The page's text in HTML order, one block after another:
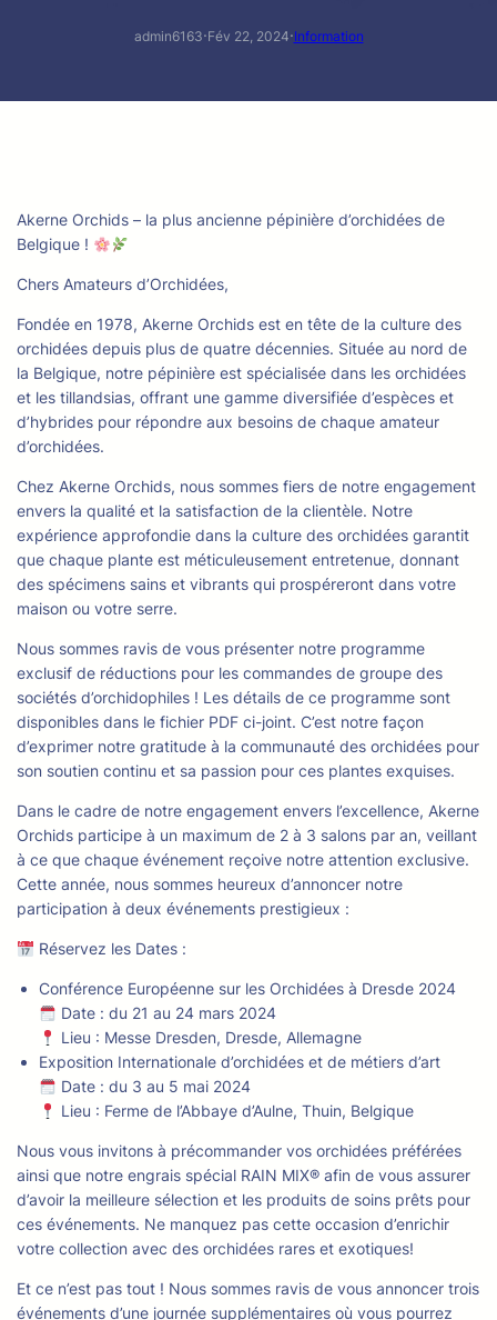
admin6163·Fév 22, 2024·Information
Akerne Orchids – la plus ancienne pépinière d’orchidées de
Belgique !
Chers Amateurs d’Orchidées,
Fondée en 1978, Akerne Orchids est en tête de la culture des
orchidées depuis plus de quatre décennies. Située au nord de
la Belgique, notre pépinière est spécialisée dans les orchidées
et les tillandsias, offrant une gamme diversifiée d’espèces et
d’hybrides pour répondre aux besoins de chaque amateur
d’orchidées.
Chez Akerne Orchids, nous sommes fiers de notre engagement
envers la qualité et la satisfaction de la clientèle. Notre
expérience approfondie dans la culture des orchidées garantit
que chaque plante est méticuleusement entretenue, donnant
des spécimens sains et vibrants qui prospéreront dans votre
maison ou votre serre.
Nous sommes ravis de vous présenter notre programme
exclusif de réductions pour les commandes de groupe des
sociétés d’orchidophiles ! Les détails de ce programme sont
disponibles dans le fichier PDF ci-joint. C’est notre façon
d’exprimer notre gratitude à la communauté des orchidées pour
son soutien continu et sa passion pour ces plantes exquises.
Dans le cadre de notre engagement envers l’excellence, Akerne
Orchids participe à un maximum de 2 à 3 salons par an, veillant
à ce que chaque événement reçoive notre attention exclusive.
Cette année, nous sommes heureux d’annoncer notre
participation à deux événements prestigieux :
Réservez les Dates :
Conférence Européenne sur les Orchidées à Dresde 2024
Date : du 21 au 24 mars 2024
Lieu : Messe Dresden, Dresde, Allemagne
Exposition Internationale d’orchidées et de métiers d’art
Date : du 3 au 5 mai 2024
Lieu : Ferme de l’Abbaye d’Aulne, Thuin, Belgique
Nous vous invitons à précommander vos orchidées préférées
ainsi que notre engrais spécial RAIN MIX® afin de vous assurer
d’avoir la meilleure sélection et les produits de soins prêts pour
ces événements. Ne manquez pas cette occasion d’enrichir
votre collection avec des orchidées rares et exotiques!
Et ce n’est pas tout ! Nous sommes ravis de vous annoncer trois
événements d’une journée supplémentaires où vous pourrez